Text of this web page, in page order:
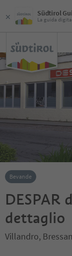
Südtirol
La guida
Bevande
DESPAR
dettaglio
Villandro,